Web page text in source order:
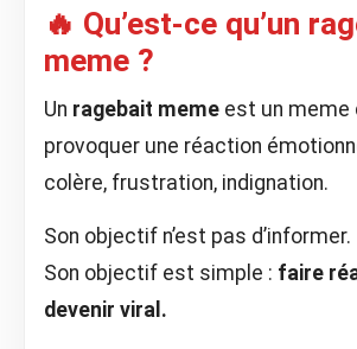
🔥 Qu’est-ce qu’un
meme ?
Un ragebait meme est un meme
provoquer une réaction
colère, frustration, indignation.
Son objectif n’est pas d’informer.
Son objectif est simple : faire
devenir viral.